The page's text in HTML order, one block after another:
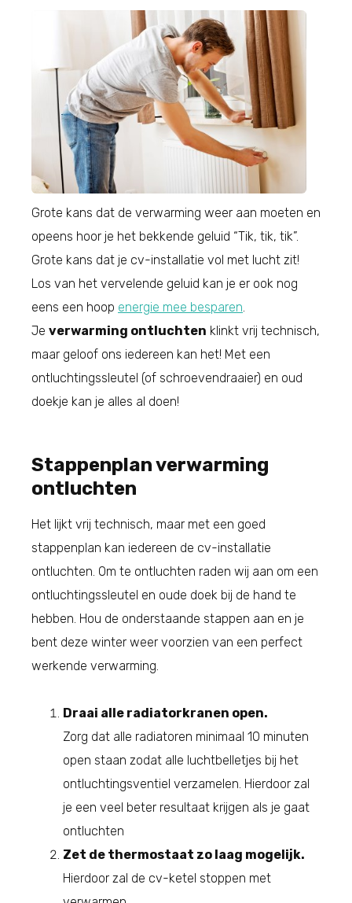
Grote kans dat de verwarming weer aan moeten en
opeens hoor je het bekkende geluid “Tik, tik, tik”.
Grote kans dat je cv-installatie vol met lucht zit!
Los van het vervelende geluid kan je er ook nog
eens een hoop energie mee besparen.
Je verwarming ontluchten klinkt vrij technisch,
maar geloof ons iedereen kan het! Met een
ontluchtingssleutel (of schroevendraaier) en oud
doekje kan je alles al doen!
Stappenplan verwarming
ontluchten
Het lijkt vrij technisch, maar met een goed
stappenplan kan iedereen de cv-installatie
ontluchten. Om te ontluchten raden wij aan om een
ontluchtingssleutel en oude doek bij de hand te
hebben. Hou de onderstaande stappen aan en je
bent deze winter weer voorzien van een perfect
werkende verwarming.
Draai alle radiatorkranen open.
Zorg dat alle radiatoren minimaal 10 minuten
open staan zodat alle luchtbelletjes bij het
ontluchtingsventiel verzamelen. Hierdoor zal
je een veel beter resultaat krijgen als je gaat
ontluchten
Zet de thermostaat zo laag mogelijk.
Hierdoor zal de cv-ketel stoppen met